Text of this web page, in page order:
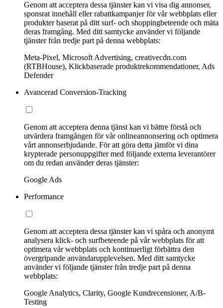
Genom att acceptera dessa tjänster kan vi visa dig annonser,
sponsrat innehåll eller rabattkampanjer för vår webbplats eller
produkter baserat på ditt surf- och shoppingbeteende och mäta
deras framgång. Med ditt samtycke använder vi följande
tjänster från tredje part på denna webbplats:
Meta-Pixel, Microsoft Advertising, creativecdn.com
(RTBHouse), Klickbaserade produktrekommendationer, Ads
Defender
Avancerad Conversion-Tracking
Genom att acceptera denna tjänst kan vi bättre förstå och
utvärdera framgången för vår onlineannonsering och optimera
vårt annonserbjudande. För att göra detta jämför vi dina
krypterade personuppgifter med följande externa leverantörer
om du redan använder deras tjänster:
Google Ads
Performance
Genom att acceptera dessa tjänster kan vi spåra och anonymt
analysera klick- och surfbeteende på vår webbplats för att
optimera vår webbplats och kontinuerligt förbättra den
övergripande användarupplevelsen. Med ditt samtycke
använder vi följande tjänster från tredje part på denna
webbplats:
Google Analytics, Clarity, Google Kundrecensioner, A/B-
Testing